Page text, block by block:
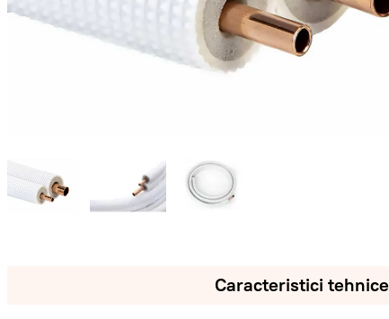
Caracteristici tehnice